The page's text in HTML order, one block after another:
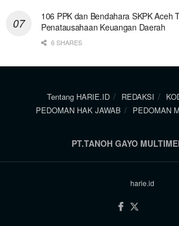
106 PPK dan Bendahara SKPK Aceh
Penatausahaan Keuangan Daerah
6 SHARES
Tentang HARIE.ID REDAKSI
PEDOMAN HAK JAWAB
PEDOMAN
PT.TANOH GAYO
harie.id